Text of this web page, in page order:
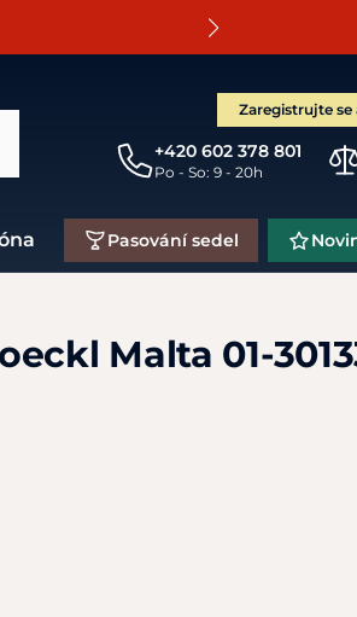
Zaregistrujte se
+420 602 378 801
Po - So: 9 - 20h
Pasování sedel
Malta 01-